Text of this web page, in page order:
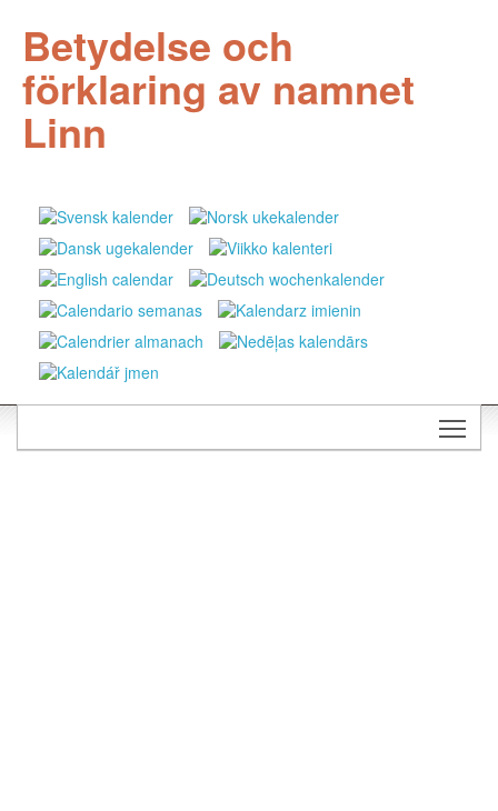
Betydelse och
förklaring av namnet
Linn